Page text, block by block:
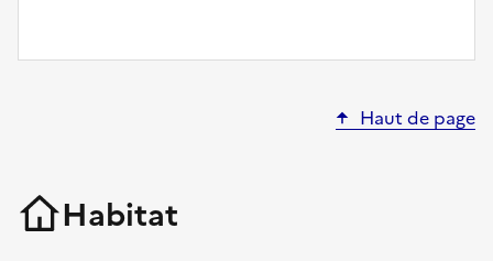
Haut de page
Habitat